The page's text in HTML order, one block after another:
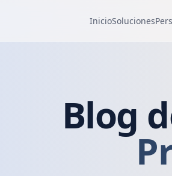
InicioSoluciones
Blog